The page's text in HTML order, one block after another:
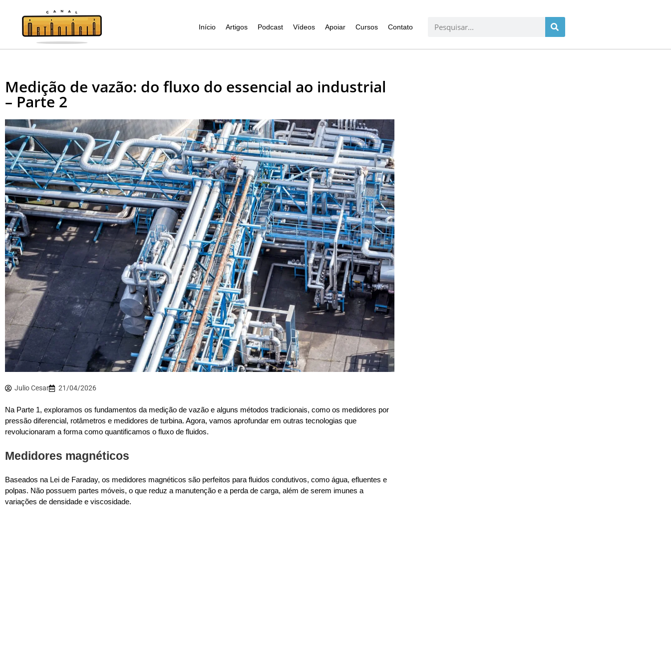
Início Artigos Podcast Vídeos Apoiar Cursos Contato
Medição de vazão: do fluxo do essencial ao industrial
– Parte 2
Julio Cesar 21/04/2026
Na Parte 1, exploramos os fundamentos da medição de vazão e alguns métodos tradicionais, como os medidores por
pressão diferencial, rotâmetros e medidores de turbina. Agora, vamos aprofundar em outras tecnologias que
revolucionaram a forma como quantificamos o fluxo de fluidos.
Medidores magnéticos
Baseados na Lei de Faraday, os medidores magnéticos são perfeitos para fluidos condutivos, como água, efluentes e
polpas. Não possuem partes móveis, o que reduz a manutenção e a perda de carga, além de serem imunes a
variações de densidade e viscosidade.